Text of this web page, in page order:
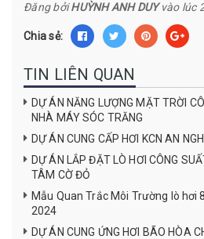
Đăng bởiHUỲNH ANH DUYvào lúc
Chia sẻ:
TIN LIÊN QUAN
DỰ ÁN NĂNG LƯỢNG MẶT TRỜI
NHÀ MÁY SÓC TRĂNG
DỰ ÁN CUNG CẤP HƠI KCN AN
DỰ ÁN LẮP ĐẶT LÒ HƠI CÔNG
TÂM CỜ ĐỎ
Mẫu Quan Trắc Môi Trường lò hơi
2024
DỰ ÁN CUNG ỨNG HƠI BÃO HÒA